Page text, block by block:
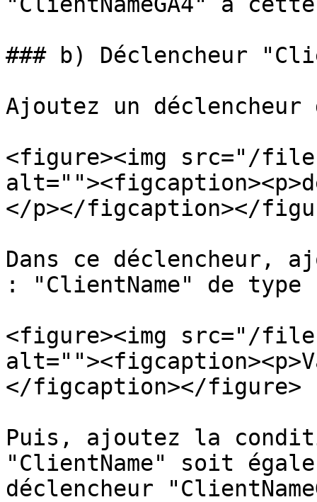
### b) Déclencheur
Ajoutez un
<figure><img src="/
</p></figcaption></
Dans ce déclencheur,
: "ClientName" de
<figure><img src="/files/
</figcaption></figure>
Puis, ajoutez la
"ClientName" soit
déclencheur